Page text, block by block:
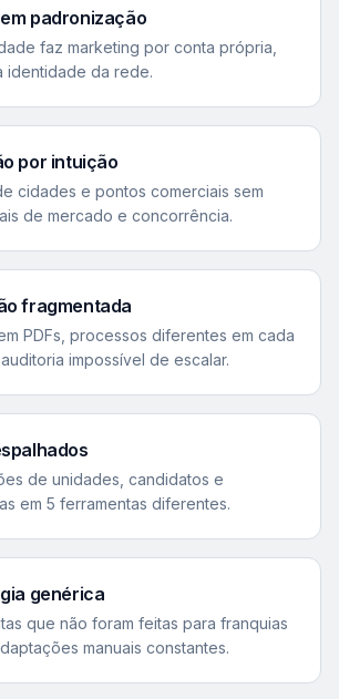
padronização
faz marketing por conta própria,
identidade da rede.
por intuição
cidades e pontos comerciais sem
de mercado e concorrência.
fragmentada
PDFs, processos diferentes em cada
impossível de escalar.
de unidades, candidatos e
em 5 ferramentas diferentes.
genérica
que não foram feitas para franquias
manuais constantes.